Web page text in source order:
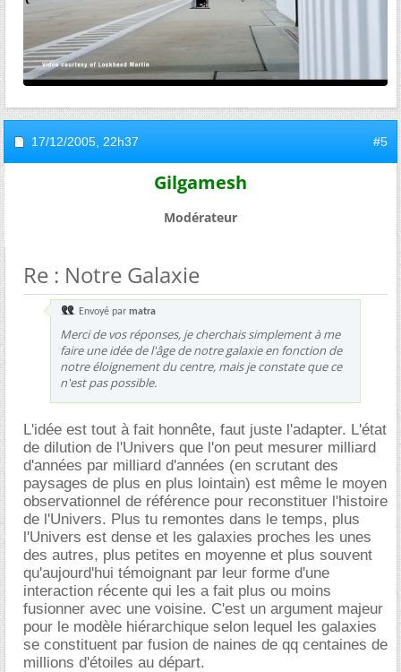
17/12/2005, 22h37 #5
Gilgamesh
Modérateur
Re : Notre Galaxie
Envoyé par matra
Merci de vos réponses, je cherchais simplement à me
faire une idée de l'âge de notre galaxie en fonction de
notre éloignement du centre, mais je constate que ce
n'est pas possible.
L'idée est tout à fait honnête, faut juste l'adapter. L'état
de dilution de l'Univers que l'on peut mesurer milliard
d'années par milliard d'années (en scrutant des
paysages de plus en plus lointain) est même le moyen
observationnel de référence pour reconstituer l'histoire
de l'Univers. Plus tu remontes dans le temps, plus
l'Univers est dense et les galaxies proches les unes
des autres, plus petites en moyenne et plus souvent
qu'aujourd'hui témoignant par leur forme d'une
interaction récente qui les a fait plus ou moins
fusionner avec une voisine. C'est un argument majeur
pour le modèle hiérarchique selon lequel les galaxies
se constituent par fusion de naines de qq centaines de
millions d'étoiles au départ.